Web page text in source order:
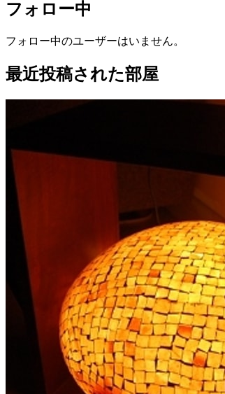
フォロー中
フォロー中のユーザーはいません。
最近投稿された部屋